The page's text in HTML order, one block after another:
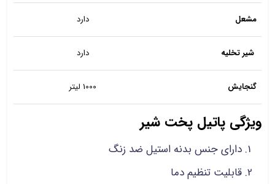
مشعل دارد
شیر تخلیه دارد
گنجایش 1000 لیتر
ویژگی پاتیل پخت شیر
دارای جنس بدنه استیل ضد زنگ
قابلیت تنظیم دما